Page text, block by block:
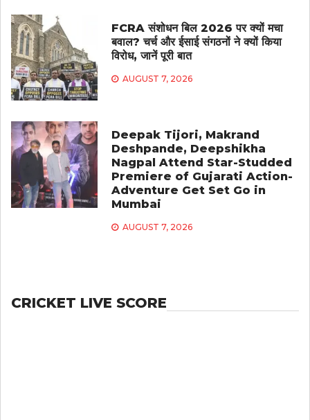
FCRA संशोधन बिल 2026 पर क्यों मचा
बवाल? चर्च और ईसाई संगठनों ने क्यों किया
विरोध, जानें पूरी बात
AUGUST 7, 2026
Deepak Tijori, Makrand
Deshpande, Deepshikha
Nagpal Attend Star-Studded
Premiere of Gujarati Action-
Adventure Get Set Go in
Mumbai
AUGUST 7, 2026
CRICKET LIVE SCORE